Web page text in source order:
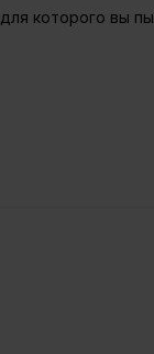
которого вы